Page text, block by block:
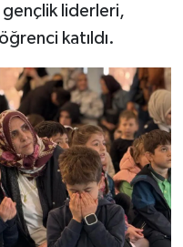
gençlik liderleri,
katıldı.